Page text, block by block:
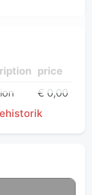
price
€ 0,00